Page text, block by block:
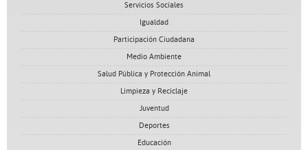
Servicios Sociales
Igualdad
Participación Ciudadana
Medio Ambiente
Salud Pública y Protección Animal
Limpieza y Reciclaje
Juventud
Deportes
Educación